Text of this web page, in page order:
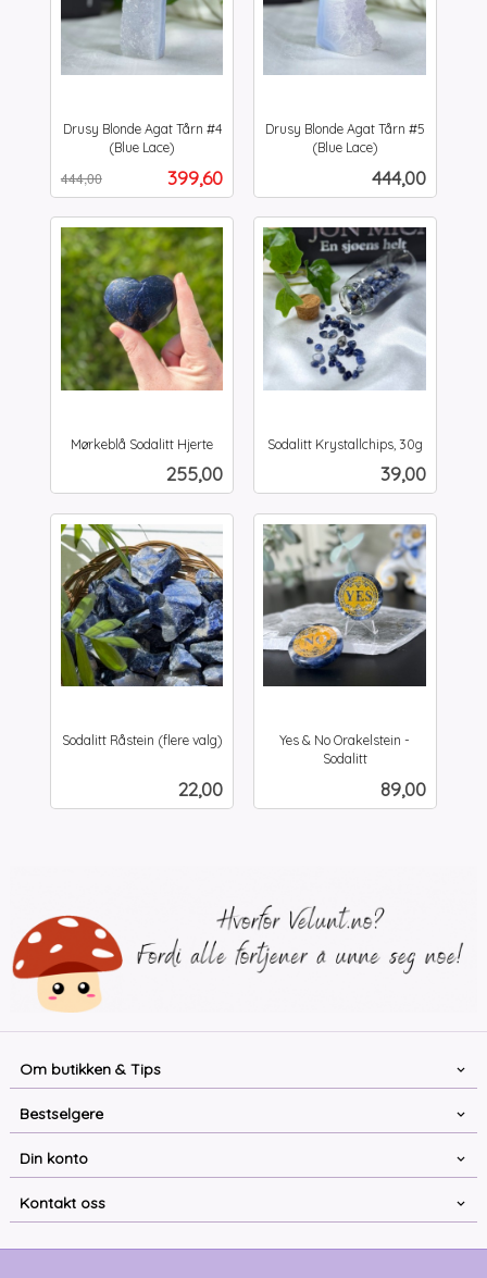
Drusy Blonde Agat Tårn #4
(Blue Lace)
Tilbud
399,60
444,00
mva.
Drusy Blonde Agat Tårn #5
(Blue Lace)
Pris
444,00
Mørkeblå Sodalitt Hjerte
Pris
255,00
Sodalitt Krystallchips, 30g
Pris
39,00
Sodalitt Råstein (flere valg)
Pris
22,00
Yes & No Orakelstein -
Sodalitt
Pris
89,00
Om butikken & Tips
Bestselgere
Din konto
Kontakt oss